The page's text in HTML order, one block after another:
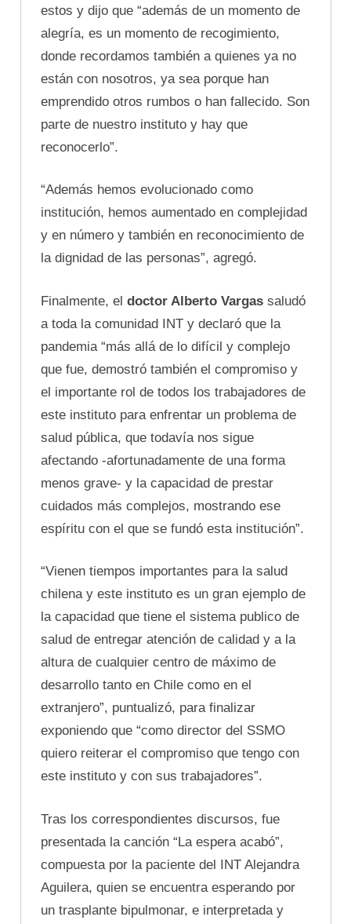
estos y dijo que “además de un momento de
alegría, es un momento de recogimiento,
donde recordamos también a quienes ya no
están con nosotros, ya sea porque han
emprendido otros rumbos o han fallecido. Son
parte de nuestro instituto y hay que
reconocerlo”.
“Además hemos evolucionado como
institución, hemos aumentado en complejidad
y en número y también en reconocimiento de
la dignidad de las personas”, agregó.
Finalmente, el doctor Alberto Vargas saludó
a toda la comunidad INT y declaró que la
pandemia “más allá de lo difícil y complejo
que fue, demostró también el compromiso y
el importante rol de todos los trabajadores de
este instituto para enfrentar un problema de
salud pública, que todavía nos sigue
afectando -afortunadamente de una forma
menos grave- y la capacidad de prestar
cuidados más complejos, mostrando ese
espíritu con el que se fundó esta institución”.
“Vienen tiempos importantes para la salud
chilena y este instituto es un gran ejemplo de
la capacidad que tiene el sistema publico de
salud de entregar atención de calidad y a la
altura de cualquier centro de máximo de
desarrollo tanto en Chile como en el
extranjero”, puntualizó, para finalizar
exponiendo que “como director del SSMO
quiero reiterar el compromiso que tengo con
este instituto y con sus trabajadores”.
Tras los correspondientes discursos, fue
presentada la canción “La espera acabó”,
compuesta por la paciente del INT Alejandra
Aguilera, quien se encuentra esperando por
un trasplante bipulmonar, e interpretada y